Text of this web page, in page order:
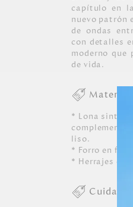
capítulo en
nuevo patrón
de ondas
con detalles
moderno que
de vida.
* Lona
liso.
* Forro en
* Herrajes en
Cuidados